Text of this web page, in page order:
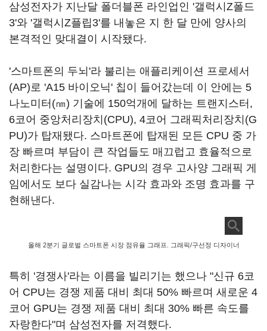
삼성전자가 지난달 폴더블폰 라인업인 '갤럭시Z폴드
3'와 '갤럭시Z플립3'를 내놓은 지 한 달 만에 양사의
본격적인 맞대결이 시작됐다.
'스마트폰의 두뇌'라 불리는 애플리케이션 프로세서
(AP)로 'A15 바이오닉' 칩이 들어갔는데 이 안에는 5
나노미터(㎚) 기술에 150억개에 달하는 트랜지스터,
6코어 중앙처리장치(CPU), 4코어 그래픽처리장치(G
PU)가 탑재됐다. 스마트폰에 탑재된 모든 CPU 중 가
장 빠르며 부담이 큰 작업들도 매끄럽고 효율적으로
처리한다는 설명이다. GPU의 경우 고사양 그래픽 게
임에서도 보다 실감나는 시각 효과와 조명 효과를 구
현해낸다.
올해 2분기 글로벌 스마트폰 시장 점유율 그래프. 그래픽/구선정 디자이너
특히 '경쟁사'라는 이름을 빌리기는 했으나 "신규 6코
어 CPU는 경쟁 제품 대비 최대 50% 빠르며 새로운 4
코어 GPU는 경쟁 제품 대비 최대 30% 빠른 속도를
자랑한다"며 삼성전자를 저격했다.